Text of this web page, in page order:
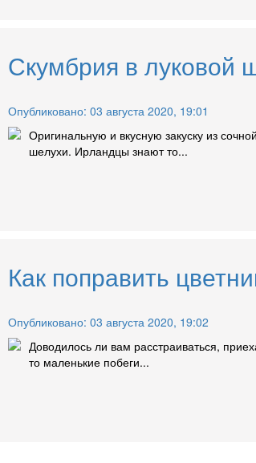
Скумбрия в луковой
Опубликовано: 03 августа 2020, 19:01
Оригинальную и вкусную закуску из
шелухи. Ирландцы знают то...
Как поправить
Опубликовано: 03 августа 2020, 19:02
Доводилось ли вам расстраиваться,
то маленькие побеги...